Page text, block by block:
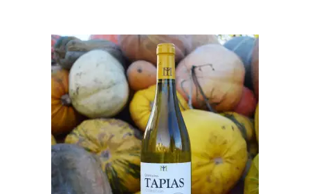
Quinta
das
Tapias
Treixadura
cantidad
AÑADIR AL CARRITO